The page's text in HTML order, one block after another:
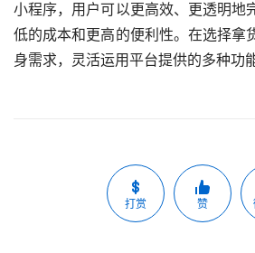
小程序，用户可以更高效、更透明地
低的成本和更高的便利性。在选择拿
身需求，灵活运用平台提供的多种功
打赏 赞